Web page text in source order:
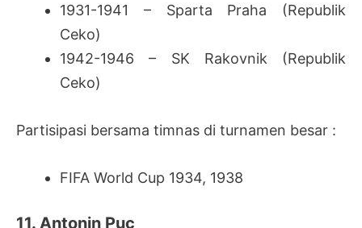
1931-1941 – Sparta Praha (Republik
Ceko)
1942-1946 – SK Rakovnik (Republik
Ceko)
Partisipasi bersama timnas di turnamen besar :
FIFA World Cup 1934, 1938
11. Antonin Puc